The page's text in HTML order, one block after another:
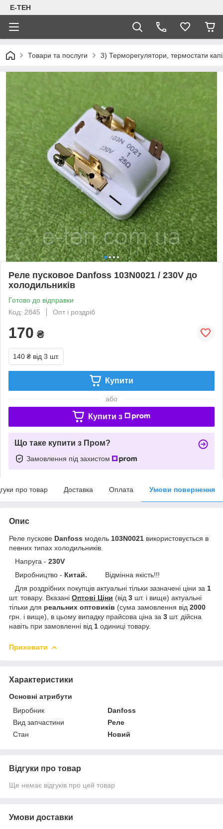
Е-ТЕН
Товари та послуги 3) Терморегулятори, термостати
Реле пусковое Danfoss 103N0021 / 230V до
холодильників
Готово до відправки
Код: 2845
Опт і роздріб
170 ₴
140 ₴ від 3 шт.
Купити
або
Купити з
Що таке купити з Пром?
Замовлення під захистом
про товар Доставка Оплата Умови повернення
Опис
Реле пускове Danfoss модель 103N0021 використовується в
певних типах холодильників.
Напруга - 230V
Виробництво - Китай.
Відмінна якість!!!
Для роздрібних покупців актуальні тільки зазначені ціни за 1
шт. товару. Вказані Оптові Ціни (від 3 шт. і вище) актуальні
тільки для реальних оптовиків (сума замовлення від 2000
грн. і вище), в цьому випадку прайсова ціна за 3 шт. дійсна
навіть при замовленні від 1 одиниці товару.
Приховати
Характеристики
Основні атрибути
Виробник
Danfoss
Вид запчастини
Реле
Стан
Новий
Відгуки про товар
Ще немає відгуків про цей товар
Умови доставки